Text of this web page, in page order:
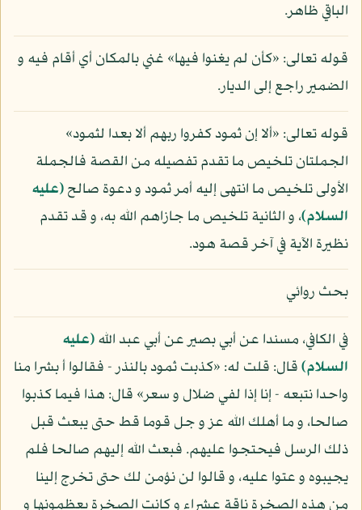
الباقي ظاهر.
قوله تعالى: «كأن لم يغنوا فيها» غني بالمكان أي أقام فيه و
الضمير راجع إلى الديار.
قوله تعالى: «ألا إن ثمود كفروا ربهم ألا بعدا لثمود»
الجملتان تلخيص ما تقدم تفصيله من القصة فالجملة
الأولى تلخيص ما انتهى إليه أمر ثمود و دعوة صالح(عليه
السلام)، و الثانية تلخيص ما جازاهم الله به، و قد تقدم
نظيرة الآية في آخر قصة هود.
بحث روائي
في الكافي، مسندا عن أبي بصير عن أبي عبد الله(عليه
السلام)قال: قلت له: «كذبت ثمود بالنذر - فقالوا أ بشرا منا
واحدا نتبعه - إنا إذا لفي ضلال و سعر» قال: هذا فيما كذبوا
صالحا، و ما أهلك الله عز و جل قوما قط حتى يبعث قبل
ذلك الرسل فيحتجوا عليهم. فبعث الله إليهم صالحا فلم
يجيبوه و عتوا عليه، و قالوا لن نؤمن لك حتى تخرج إلينا
من هذه الصخرة ناقة عشراء و كانت الصخرة يعظمونها و